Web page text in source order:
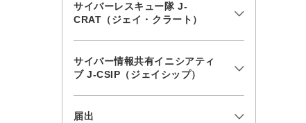
サイバーレスキュー隊 J-
CRAT（ジェイ・クラート）
サイバー情報共有イニシアティ
ブ J-CSIP（ジェイシップ）
届出